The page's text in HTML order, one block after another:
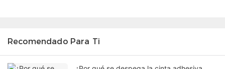
Recomendado Para Ti